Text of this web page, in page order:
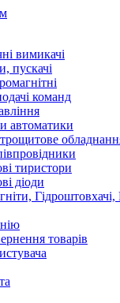
вимикачі
пускачі
команд
автоматики
тиристори
діоди
товарів